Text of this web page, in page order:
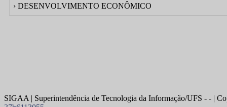
› DESENVOLVIMENTO ECONÔMICO
SIGAA | Superintendência de Tecnologia da Informação/UFS - - |